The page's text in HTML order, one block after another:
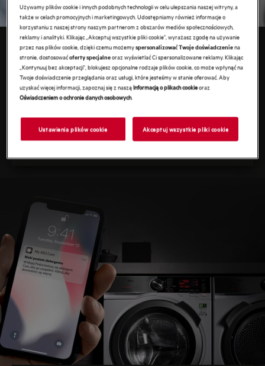
CARE ADVISOR
Care Advisor rekomenduje najlepszy program
odpowiedni dla wybranej tkaniny, nawet
najdelikatniejszej, takiej jak wełna czy jedwab.
Wybierz tkaninę, kolor i poziom zabrudzenia, a
aplikacja zajmie się resztą. Rozwiązanie
dostosowane do Twoich potrzeb.
Używamy plików cookie i innych podobnych technologii w celu ulepszania naszej witryny, a
także w celach promocyjnych i marketingowych. Udostępniamy również informacje o
korzystaniu z naszej strony naszym partnerom z obszarów mediów społecznościowych,
reklamy i analityki. Klikając „Akceptuj wszystkie pliki cookie", wyrażasz zgodę na używanie
przez nas plików cookie, dzięki czemu możemyspersonalizować Twoje doświadczeniena
stronie, dostosowaćoferty specjalneoraz wyświetlać Ci spersonalizowane reklamy. Klikając
„Kontynuuj bez akceptacji", blokujesz opcjonalne rodzaje plików cookie, co może wpłynąć na
Twoje doświadczenie przeglądania oraz usługi, które jesteśmy w stanie oferować. Aby
uzyskać więcej informacji, zapoznaj się z nasząInformacją o plikach cookieoraz
Oświadczeniem o ochronie danych osobowych.
Ustawienia plików cookie Akceptuj wszystkie pliki cookie